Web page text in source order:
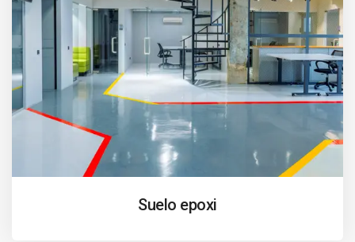
Suelo epoxi